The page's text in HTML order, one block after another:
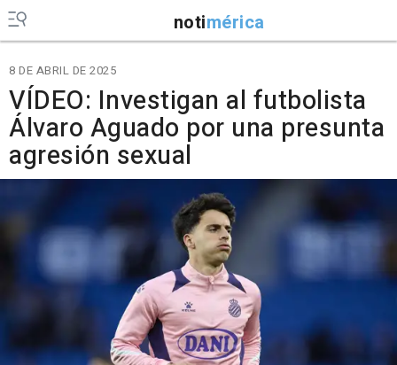
notimérica
8 DE ABRIL DE 2025
VÍDEO: Investigan al futbolista
Álvaro Aguado por una presunta
agresión sexual